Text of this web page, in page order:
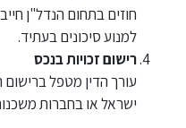
חוזים בתחום הנדל"ן
למנוע סיכונים בעתיד.
רישום זכויות בנכס
עורך הדין מטפל
ישראל או בחברות